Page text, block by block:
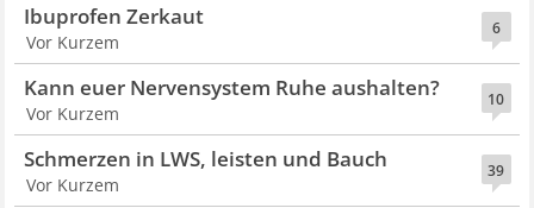
6
Ibuprofen Zerkaut
Vor Kurzem
10
Kann euer Nervensystem Ruhe aushalten?
Vor Kurzem
39
Schmerzen in LWS, leisten und Bauch
Vor Kurzem